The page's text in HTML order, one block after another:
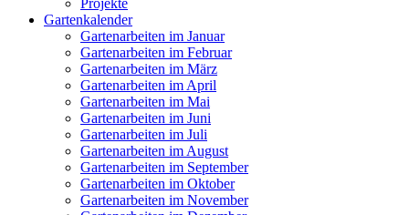
Projekte
Gartenkalender
Gartenarbeiten im Januar
Gartenarbeiten im Februar
Gartenarbeiten im März
Gartenarbeiten im April
Gartenarbeiten im Mai
Gartenarbeiten im Juni
Gartenarbeiten im Juli
Gartenarbeiten im August
Gartenarbeiten im September
Gartenarbeiten im Oktober
Gartenarbeiten im November